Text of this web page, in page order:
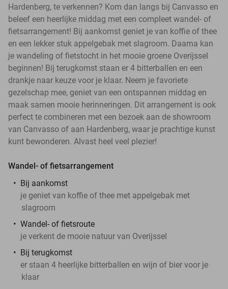
Hardenberg, te verkennen? Kom dan langs bij Canvasso en
beleef een heerlijke middag met een compleet wandel- of
fietsarrangement! Bij aankomst geniet je van koffie of thee
en een lekker stuk appelgebak met slagroom. Daarna kan
je wandeling of fietstocht in het mooie groene Overijssel
beginnen! Bij terugkomst staan er 4 bitterballen en een
drankje naar keuze voor je klaar. Neem je favoriete
gezelschap mee, geniet van een ontspannen middag en
maak samen mooie herinneringen. Dit arrangement is ook
perfect te combineren met een bezoek aan de showroom
van Canvasso of aan Hardenberg, waar je prachtige kunst
kunt bewonderen. Alvast heel veel plezier!
Wandel- of fietsarrangement
Bij aankomst
je geniet van koffie of thee met appelgebak met
slagroom
Wandel- of fietsroute
je verkent de mooie natuur van Overijssel
Bij terugkomst
er staan 4 heerlijke bitterballen en wijn of bier voor je
klaar